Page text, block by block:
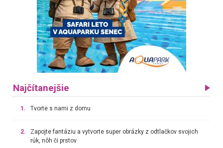
Najčítanejšie
1. Tvorte s nami z domu
2.
Zapojte fantáziu a vytvorte super obrázky z odtlačkov svojich
rúk, nôh či prstov